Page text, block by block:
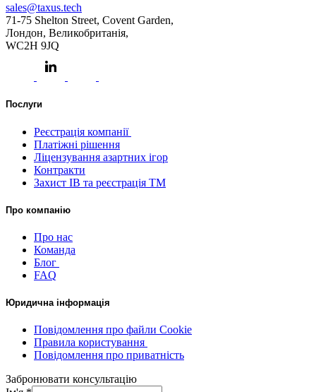
sales@taxus.tech
71-75 Shelton Street, Covent Garden,
Лондон, Великобританія,
WC2H 9JQ
Послуги
Реєстрація компанії
Платіжні рішення
Ліцензування азартних ігор
Контракти
Захист ІВ та реєстрація ТМ
Про компанію
Про нас
Команда
Блог
FAQ
Юридична інформація
Повідомлення про файли Cookie
Правила користування
Повідомлення про приватність
Забронювати консультацію